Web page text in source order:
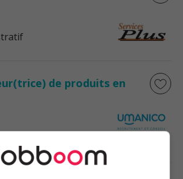
de produits en
à la clientèle